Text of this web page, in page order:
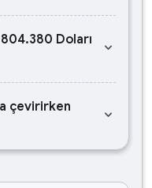
Doları
keyboard_arrow_down
çevirirken
keyboard_arrow_down